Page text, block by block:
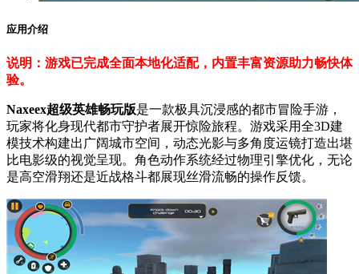
应用介绍
说明：游戏已完成全面本地化适配，内置丰富资源助力畅快体
验。
Naxeex超级英雄畅玩版是一款极具沉浸感的都市冒险手游，
玩家将化身现代都市守护者展开惊险旅程。游戏采用全3D建
模技术构建出广阔城市空间，动态光影与多角度运镜打造出堪
比电影级的视觉呈现。角色动作系统经过物理引擎优化，无论
是高空滑翔还是近战格斗都展现丝滑流畅的操作反馈。